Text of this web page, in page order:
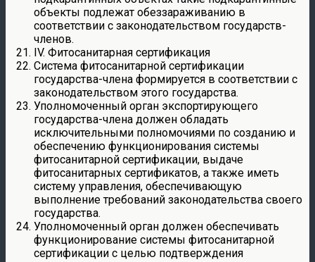
объекты подлежат обеззараживанию в
соответствии с законодательством государств-
членов.
IV. Фитосанитарная сертификация
Система фитосанитарной сертификации
государства-члена формируется в соответствии с
законодательством этого государства.
Уполномоченный орган экспортирующего
государства-члена должен обладать
исключительными полномочиями по созданию и
обеспечению функционирования системы
фитосанитарной сертификации, выдаче
фитосанитарных сертификатов, а также иметь
систему управления, обеспечивающую
выполнение требований законодательства своего
государства.
Уполномоченный орган должен обеспечивать
функционирование системы фитосанитарной
сертификации с целью подтверждения